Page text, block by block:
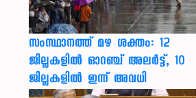
സംസ്ഥാനത്ത് മഴ ശക്തം: 12
ജില്ലകളിൽ ഓറഞ്ച് അലർട്ട്, 10
ജില്ലകളിൽ ഇന്ന് അവധി